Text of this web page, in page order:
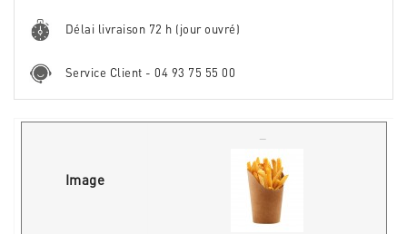
Délai livraison 72 h (jour ouvré)
Service Client - 04 93 75 55 00
Image